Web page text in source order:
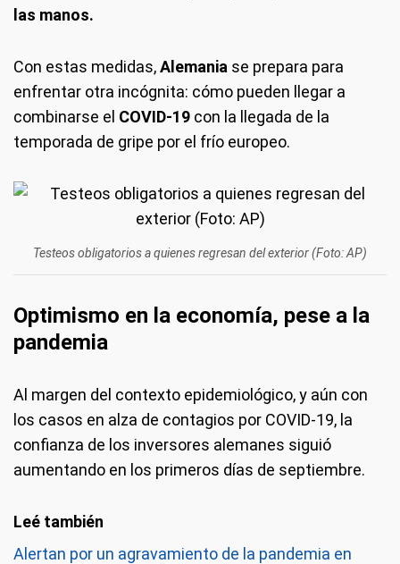
las manos.
Con estas medidas,Alemania se prepara para
enfrentar otra incógnita: cómo pueden llegar a
combinarse el COVID-19 con la llegada de la
temporada de gripe por el frío europeo.
Testeos obligatorios a quienes regresan del exterior (Foto: AP)
Optimismo en la economía, pese a la
pandemia
Al margen del contexto epidemiológico, y aún con
los casos en alza de contagios por COVID-19, la
confianza de los inversores alemanes siguió
aumentando en los primeros días de septiembre.
Alertan por un agravamiento de la pandemia en